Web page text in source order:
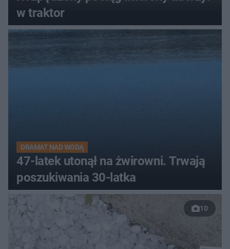
w traktor
DRAMAT NAD WODĄ
47-latek utonął na żwirowni. Trwają
poszukiwania 30-latka
10